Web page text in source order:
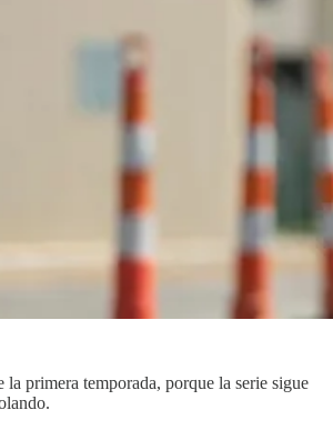
la primera temporada, porque la serie sigue